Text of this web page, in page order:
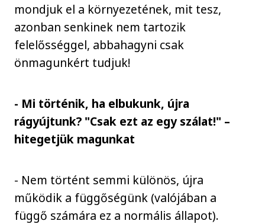
mondjuk el a környezetének, mit tesz,
azonban senkinek nem tartozik
felelősséggel, abbahagyni csak
önmagunkért tudjuk!
- Mi történik, ha elbukunk, újra
rágyújtunk? "Csak ezt az egy szálat!" –
hitegetjük magunkat
- Nem történt semmi különös, újra
működik a függőségünk (valójában a
függő számára ez a normális állapot).